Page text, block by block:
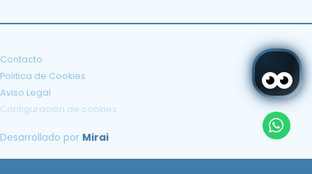
Contacto
Politica de Cookies
Aviso Legal
Configuración de cookies
Desarrollado por Mirai